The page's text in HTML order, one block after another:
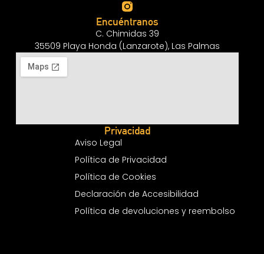
Encuéntranos
C. Chimidas 39
35509 Playa Honda (Lanzarote), Las Palmas
Privacidad
Aviso Legal
Política de Privacidad
Política de Cookies
Declaración de Accesibilidad
Política de devoluciones y reembolso